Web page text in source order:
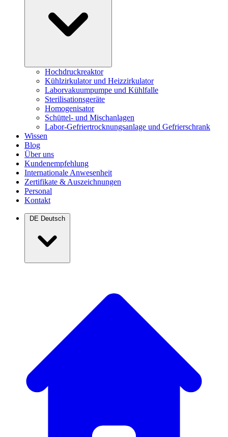
Hochdruckreaktor
Kühlzirkulator und Heizzirkulator
Laborvakuumpumpe und Kühlfalle
Sterilisationsgeräte
Homogenisator
Schüttel- und Mischanlagen
Labor-Gefriertrocknungsanlage und Gefrierschrank
Wissen
Blog
Über uns
Kundenempfehlung
Internationale Anwesenheit
Zertifikate & Auszeichnungen
Personal
Kontakt
DE Deutsch